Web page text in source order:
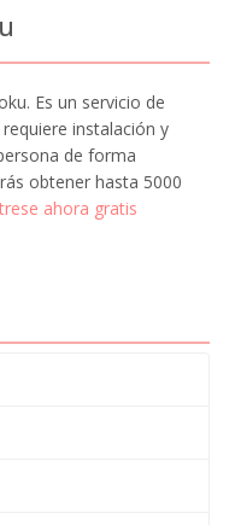
Es un servicio de
instalación y
de forma
obtener hasta 5000
ahora gratis